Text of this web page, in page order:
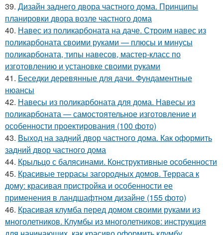
39. Дизайн заднего двора частного дома. Принципы
планировки двора возле частного дома
40. Навес из поликарбоната на даче. Строим навес из
поликарбоната своими руками — плюсы и минусы
поликарбоната, типы навесов, мастер-класс по
изготовлению и установке своими руками
41. Беседки деревянные для дачи. Фундаментные
нюансы
42. Навесы из поликарбоната для дома. Навесы из
поликарбоната — самостоятельное изготовление и
особенности проектирования (100 фото)
43. Выход на задний двор частного дома. Как оформить
задний двор частного дома
44. Крыльцо с балясинами. Конструктивные особенности
45. Красивые террасы загородных домов. Терраса к
дому: красивая пристройка и особенности ее
применения в ландшафтном дизайне (155 фото)
46. Красивая клумба перед домом своими руками из
многолетников. Клумбы из многолетников: инструкция